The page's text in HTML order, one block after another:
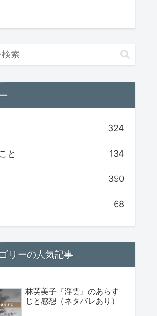
324
と 134
390
68
リーの人気記事
林芙美子『浮雲』のあらす
じと感想（ネタバレあり）